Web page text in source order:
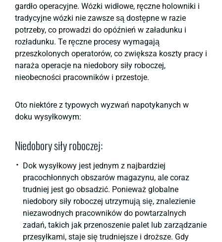
gardło operacyjne. Wózki widłowe, ręczne holowniki i
tradycyjne wózki nie zawsze są dostępne w razie
potrzeby, co prowadzi do opóźnień w załadunku i
rozładunku. Te ręczne procesy wymagają
przeszkolonych operatorów, co zwiększa koszty pracy i
naraża operacje na niedobory siły roboczej,
nieobecności pracowników i przestoje.
Oto niektóre z typowych wyzwań napotykanych w
doku wysyłkowym:
Niedobory siły roboczej:
Dok wysyłkowy jest jednym z najbardziej
pracochłonnych obszarów magazynu, ale coraz
trudniej jest go obsadzić. Ponieważ globalne
niedobory siły roboczej utrzymują się, znalezienie
niezawodnych pracowników do powtarzalnych
zadań, takich jak przenoszenie palet lub zarządzanie
przesyłkami, staje się trudniejsze i droższe. Gdy